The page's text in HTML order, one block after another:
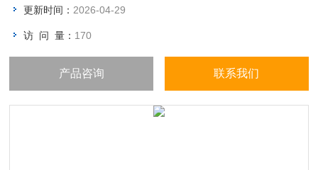
更新时间： 2026-04-29
访 问 量： 170
产品咨询 联系我们